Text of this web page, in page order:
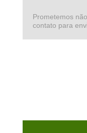
Prometemos
contato para